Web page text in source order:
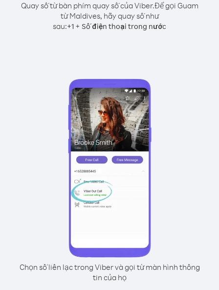
Quay số từ bàn phím quay số của Viber.Để gọi Guam
từ Maldives, hãy quay số như
sau:+1 + Số điện thoại trong nước
Chọn số liên lạc trong Viber và gọi từ màn hình thông
tin của họ